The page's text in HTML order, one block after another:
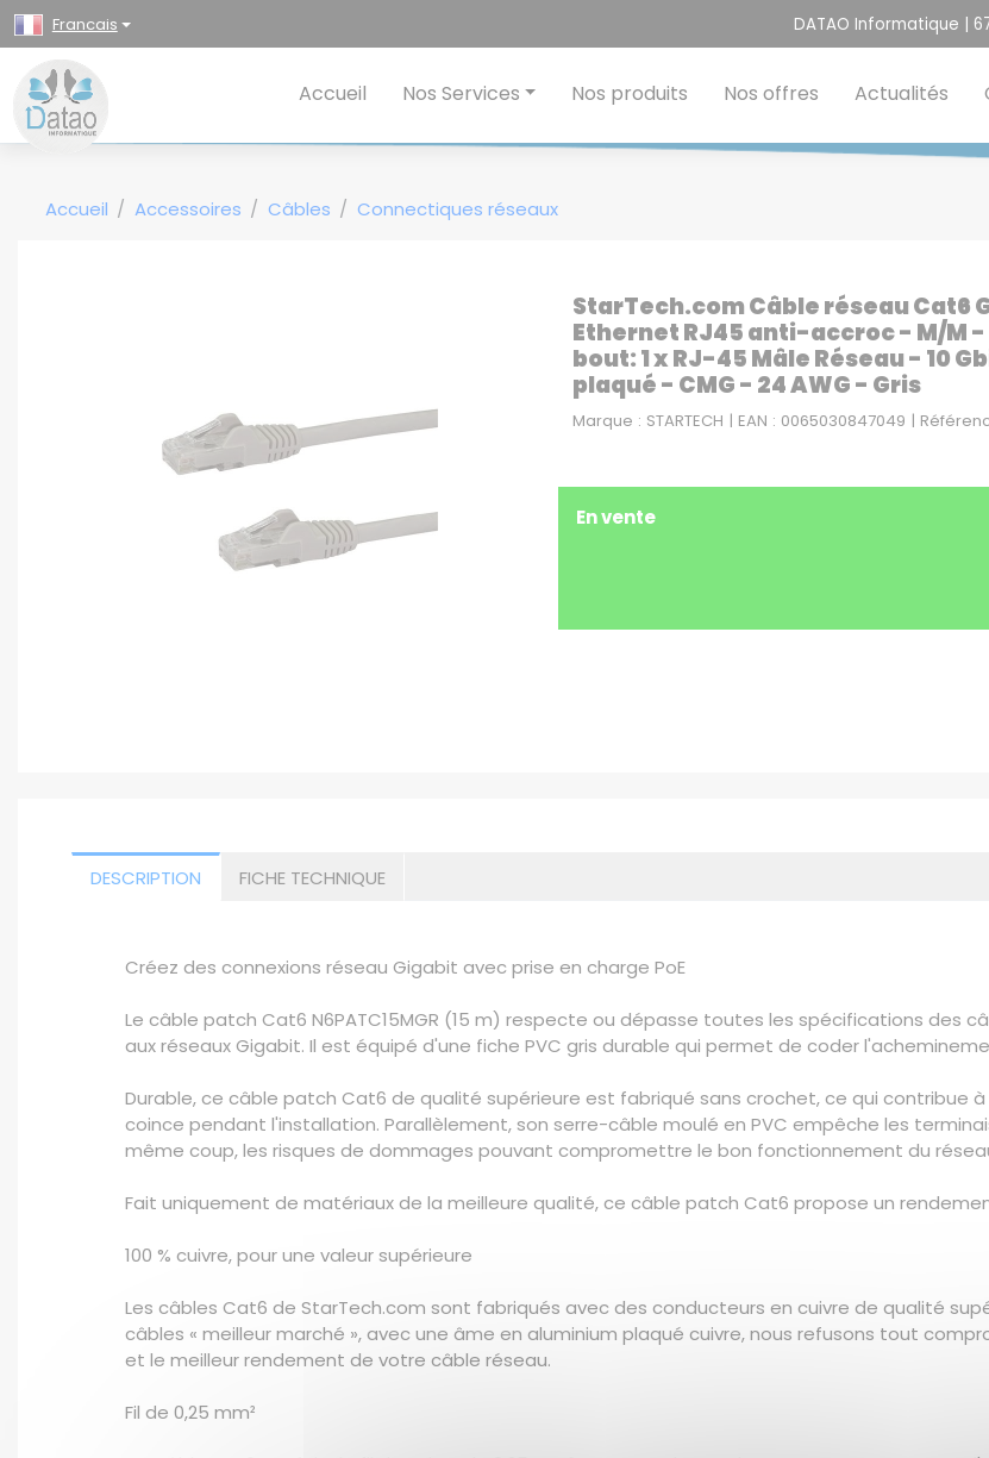
Francais DATAO Informatique |
Accueil Nos Services Nos produits Nos offres Actualités
Accueil Accessoires Câbles Connectiques réseaux
StarTech.com Câble réseau Cat6
Ethernet RJ45 anti-accroc - M/M -
bout: 1 x RJ-45 Mâle Réseau - 10
plaqué - CMG - 24 AWG - Gris
Marque : STARTECH | EAN : 0065030847049 |
En vente
DESCRIPTION FICHE TECHNIQUE
Créez des connexions réseau Gigabit avec prise en charge PoE
Le câble patch Cat6 N6PATC15MGR (15 m) respecte ou dépasse toutes les spécifications des
aux réseaux Gigabit. Il est équipé d'une fiche PVC gris durable qui permet de coder
Durable, ce câble patch Cat6 de qualité supérieure est fabriqué sans crochet, ce qui contribue
coince pendant l'installation. Parallèlement, son serre-câble moulé en PVC empêche les
même coup, les risques de dommages pouvant compromettre le bon fonctionnement du
Fait uniquement de matériaux de la meilleure qualité, ce câble patch Cat6 propose un
100 % cuivre, pour une valeur supérieure
Les câbles Cat6 de StarTech.com sont fabriqués avec des conducteurs en cuivre de qualité
câbles « meilleur marché », avec une âme en aluminium plaqué cuivre, nous refusons tout
et le meilleur rendement de votre câble réseau.
Fil de 0,25 mm²
Panneau de gestion des cookies